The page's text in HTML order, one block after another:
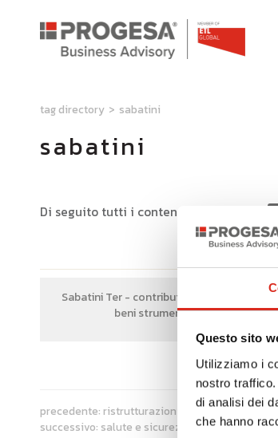
Questo sito
Utilizziamo i
nostro
di analisi dei
che hanno
tag directory > sabatini
sabatini
Di seguito tutti i contenuti taggati con:
Sabatini Ter - contributi per acquisto
beni strumentali
precedente: ristrutturazioni finanziarie e
successivo: salute e sicurezza